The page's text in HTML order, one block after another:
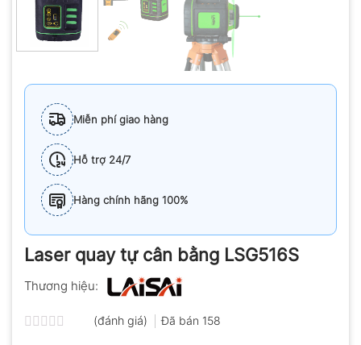
Miễn phí giao hàng
Hỗ trợ 24/7
Hàng chính hãng 100%
Laser quay tự cân bằng LSG516S
Thương hiệu:
(đánh giá) Đã bán 158